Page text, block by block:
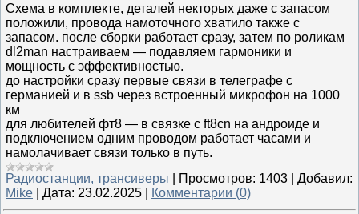
Схема в комплекте, деталей некторых даже с запасом
положили, провода намоточного хватило также с
запасом. после сборки работает сразу, затем по роликам
dl2man настраиваем — подавляем гармоники и
мощность с эффективностью.
до настройки сразу первые связи в телеграфе с
германией и в ssb через встроенный микрофон на 1000
км
для любителей фт8 — в связке с ft8cn на андроиде и
подключением одним проводом работает часами и
намолачивает связи только в путь.
Радиостанции, трансиверы
Просмотров: 1403
Добавил:
Mike
Дата: 23.02.2025 Комментарии (0)